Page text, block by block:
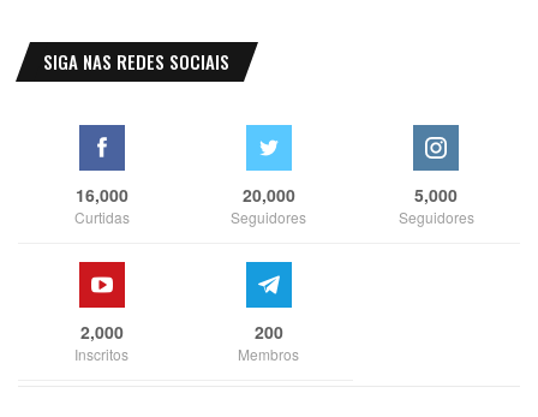
SIGA NAS REDES SOCIAIS
16,000
Curtidas
20,000
Seguidores
5,000
Seguidores
2,000
Inscritos
200
Membros